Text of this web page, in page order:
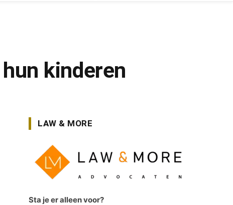
kinderen
LAW & MORE
Sta je er alleen voor?